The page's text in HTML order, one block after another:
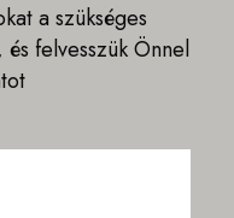
a szükséges
felvesszük Önnel